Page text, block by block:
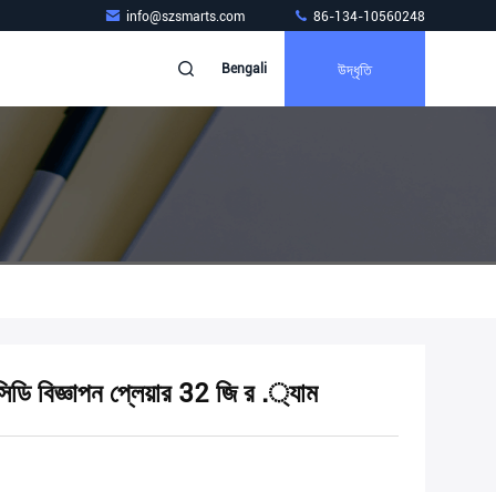
info@szsmarts.com 86-134-10560248
Bengali উদ্ধৃতি
বিজ্ঞাপন প্লেয়ার 32 জি র .্যাম